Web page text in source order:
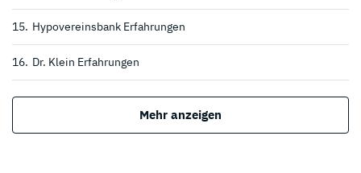
15. Hypovereinsbank Erfahrungen
16. Dr. Klein Erfahrungen
Mehr anzeigen